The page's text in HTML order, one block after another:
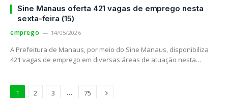
Sine Manaus oferta 421 vagas de emprego nesta
sexta-feira (15)
emprego 14/05/2026
A Prefeitura de Manaus, por meio do Sine Manaus, disponibiliza
421 vagas de emprego em diversas áreas de atuação nesta…
1 2 3 … 75 Próximo